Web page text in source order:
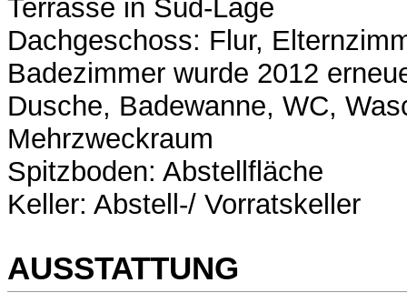
Terrasse in Süd-Lage
Dachgeschoss: Flur,
Badezimmer wurde 2012
Dusche, Badewanne, WC,
Mehrzweckraum
Spitzboden: Abstellfläche
Keller: Abstell-/ Vorratskeller
AUSSTATTUNG